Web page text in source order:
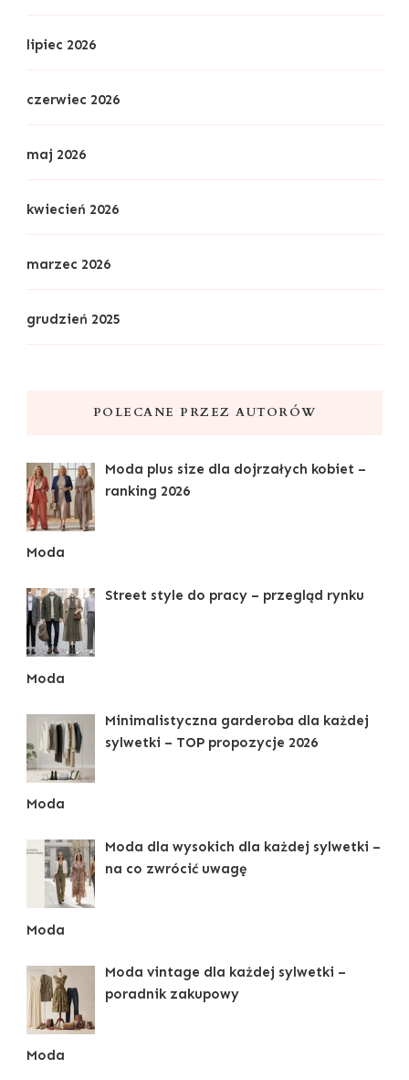
lipiec 2026
czerwiec 2026
maj 2026
kwiecień 2026
marzec 2026
grudzień 2025
POLECANE PRZEZ AUTORÓW
Moda plus size dla dojrzałych kobiet –
ranking 2026
Moda
Street style do pracy – przegląd rynku
Moda
Minimalistyczna garderoba dla każdej
sylwetki – TOP propozycje 2026
Moda
Moda dla wysokich dla każdej sylwetki –
na co zwrócić uwagę
Moda
Moda vintage dla każdej sylwetki –
poradnik zakupowy
Moda